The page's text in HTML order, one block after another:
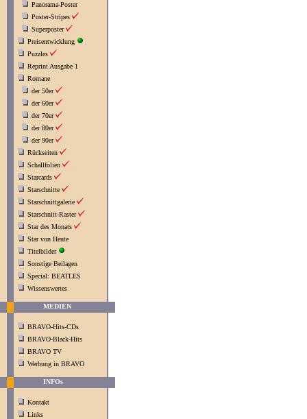
Panorama-Poster
Poster-Stripes
Superposter
Preisentwicklung
Puzzles
Reprint Ausgabe 1
Romane
der 50er
der 60er
der 70er
der 80er
der 90er
Rückseiten
Schallfolien
Starcards
Starschnitte
Starschnittgalerie
Starschnitt-Raster
Star des Monats
Star von Heute
Titelbilder
Sonstige Beilagen
Special: BEATLES
Wissenswertes
MEDIEN
BRAVO-Hits-CDs
BRAVO-Black-Hits
BRAVO TV
Werbung in BRAVO
INFOs
Kontakt
Links